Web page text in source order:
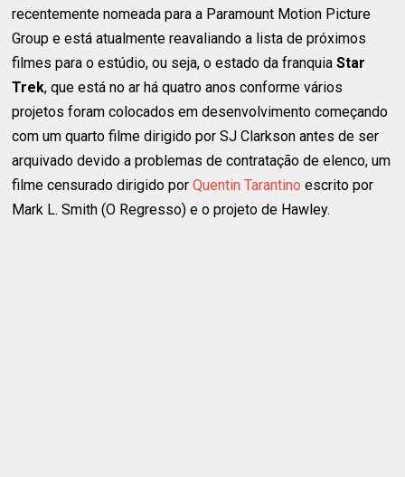
recentemente nomeada para a Paramount Motion Picture
Group e está atualmente reavaliando a lista de próximos
filmes para o estúdio, ou seja, o estado da franquia Star
Trek, que está no ar há quatro anos conforme vários
projetos foram colocados em desenvolvimento começando
com um quarto filme dirigido por SJ Clarkson antes de ser
arquivado devido a problemas de contratação de elenco, um
filme censurado dirigido porQuentin Tarantino escrito por
Mark L. Smith (O Regresso) e o projeto de Hawley.